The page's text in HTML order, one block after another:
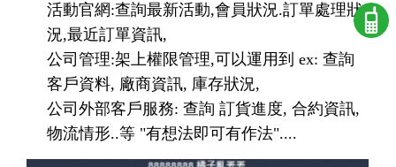
活動官網:查詢最新活動,會員狀況.訂單處理狀
況,最近訂單資訊,
公司管理:架上權限管理,可以運用到 ex: 查詢
客戶資料, 廠商資訊, 庫存狀況,
公司外部客戶服務: 查詢 訂貨進度, 合約資訊,
物流情形..等 "有想法即可有作法"....